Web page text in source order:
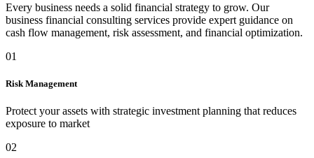
Every business needs a solid financial strategy to grow. Our
business financial consulting services provide expert guidance on
cash flow management, risk assessment, and financial optimization.
01
Risk Management
Protect your assets with strategic investment planning that reduces
exposure to market
02